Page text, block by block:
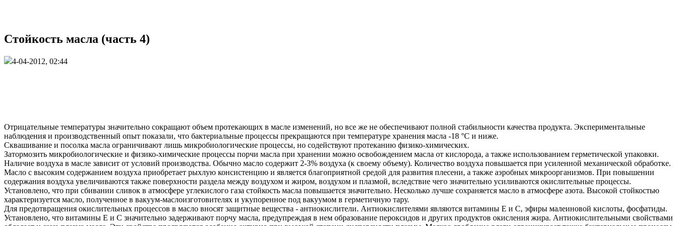
Стойкость масла (часть 4)
4-04-2012, 02:44
Отрицательные температуры значительно сокращают объем протекающих в масле изменений, но все же не обеспечивают полной стабильности качества продукта. Экспериментальные
наблюдения и производственный опыт показали, что бактериальные процессы прекращаются при температуре хранения масла -18 °C и ниже.
Сквашивание и посолка масла ограничивают лишь микробиологические процессы, но содействуют протеканию физико-химических.
Затормозить микробиологические и физико-химические процессы порчи масла при хранении можно освобождением масла от кислорода, а также использованием герметической упаковки.
Наличие воздуха в масле зависит от условий производства. Обычно масло содержит 2-3% воздуха (к своему объему). Количество воздуха повышается при усиленной механической обработке.
Масло с высоким содержанием воздуха приобретает рыхлую консистенцию и является благоприятной средой для развития плесени, а также аэробных микроорганизмов. При повышении
содержания воздуха увеличиваются также поверхности раздела между воздухом и жиром, воздухом и плазмой, вследствие чего значительно усиливаются окислительные процессы.
Установлено, что при сбивании сливок в атмосфере углекислого газа стойкость масла повышается значительно. Несколько лучше сохраняется масло в атмосфере азота. Высокой стойкостью
характеризуется масло, полученное в вакуум-маслоизготовителях и укупоренное под вакуумом в герметичную тару.
Для предотвращения окислительных процессов в масло вносят защитные вещества - антиокислители. Антиокислителями являются витамины E и С, эфиры малеиновой кислоты, фосфатиды.
Установлено, что витамины E и С значительно задерживают порчу масла, предупреждая в нем образование пероксидов и других продуктов окисления жира. Антиокислительными свойствами